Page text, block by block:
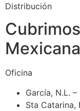
Distribución
Mexicana
Oficina
García, N.L.
Sta Catarina,